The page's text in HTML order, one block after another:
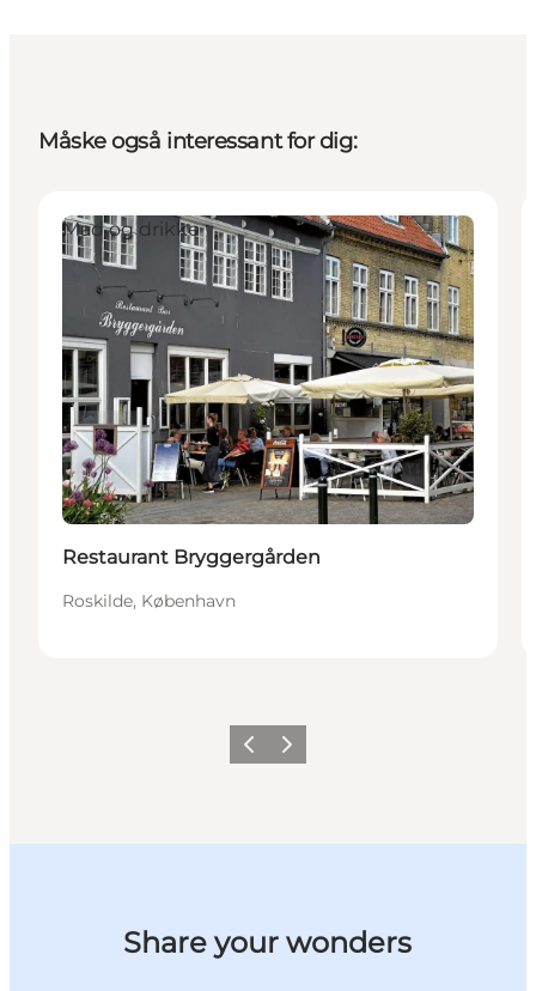
Måske også interessant for dig:
Mad og drikke
Restaurant Bryggergården
Roskilde, København
Forrige billede
Næste billede
Share your wonders